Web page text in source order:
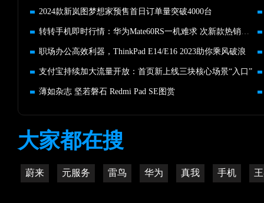
2024款新岚图梦想家预售首日订单量突破4000台
转转手机即时行情：华为Mate60RS一机难求 次新款热销引市场震动
职场办公高效利器，ThinkPad E14/E16 2023助你乘风破浪
支付宝持续加大流量开放：首页新上线三块核心场景“入口”
薄如杂志 坚若磐石 Redmi Pad SE图赏
大家都在搜
蔚来 元服务 雷鸟 华为 真我 手机